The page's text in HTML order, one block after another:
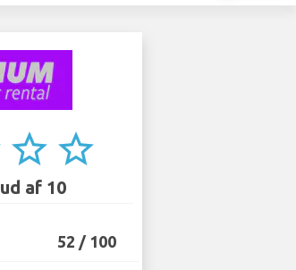
star_border star_border
af 10
52 / 100